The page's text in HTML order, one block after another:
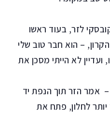
לזר, בעוד ראשו
– הוא חבר טוב שלי
ועדיין לא הייתי מסכן את
הזר תוך הנפת יד
לחלון, פתח את